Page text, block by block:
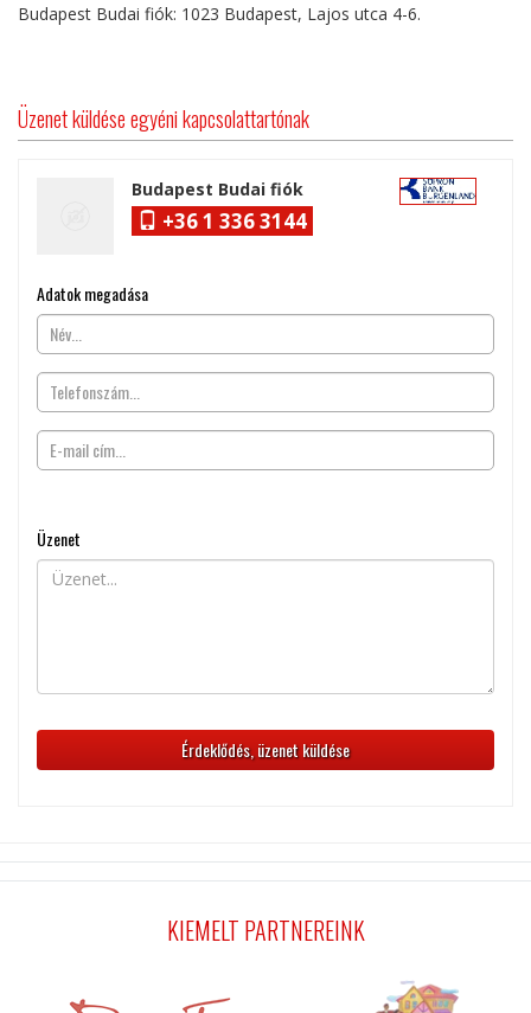
Budapest Budai fiók: 1023 Budapest, Lajos utca 4-6.
Üzenet küldése egyéni kapcsolattartónak
Budapest Budai fiók
+36 1 336 3144
Adatok megadása
Üzenet
KIEMELT PARTNEREINK